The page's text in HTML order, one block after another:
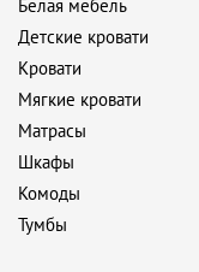
Белая мебель
Детские кровати
Кровати
Мягкие кровати
Матрасы
Шкафы
Комоды
Тумбы